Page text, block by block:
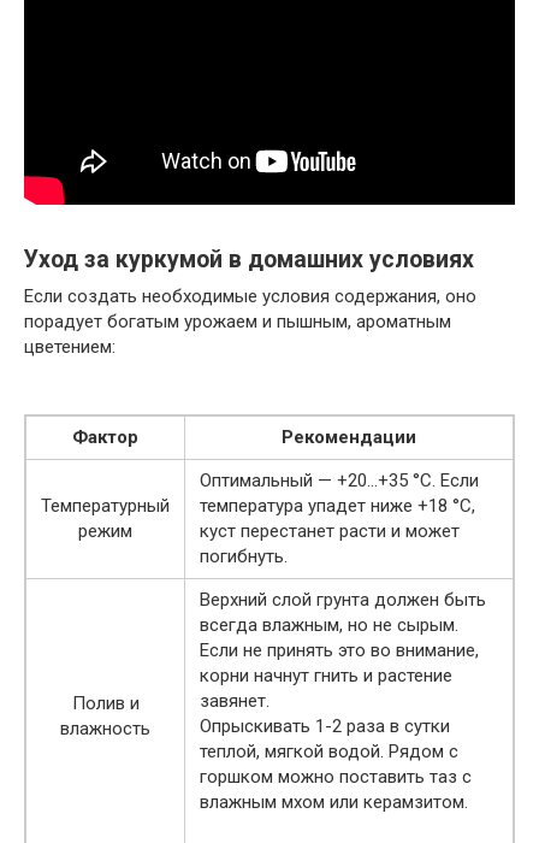
Уход за куркумой в домашних условиях
Если создать необходимые условия содержания, оно
порадует богатым урожаем и пышным, ароматным
цветением:
Фактор Рекомендации
Температурный
режим
Оптимальный — +20…+35 °C. Если
температура упадет ниже +18 °C,
куст перестанет расти и может
погибнуть.
Полив и
влажность
Верхний слой грунта должен быть
всегда влажным, но не сырым.
Если не принять это во внимание,
корни начнут гнить и растение
завянет.
Опрыскивать 1-2 раза в сутки
теплой, мягкой водой. Рядом с
горшком можно поставить таз с
влажным мхом или керамзитом.